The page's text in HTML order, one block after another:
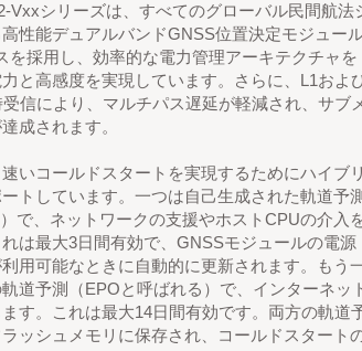
Vxxシリーズは、すべてのグローバル民間航法
性能デュアルバンドGNSS位置決定モジュー
を採用し、効率的な電力管理アーキテクチャを
と高感度を実現しています。さらに、L1およ
信により、マルチパス遅延が軽減され、サブ
成されます。
いコールドスタートを実現するためにハイブリ
トしています。一つは自己生成された軌道予測
で、ネットワークの支援やホストCPUの介入
は最大3日間有効で、GNSSモジュールの電源
用可能なときに自動的に更新されます。もう
道予測（EPOと呼ばれる）で、インターネッ
す。これは最大14日間有効です。両方の軌道
ッシュメモリに保存され、コールドスタート